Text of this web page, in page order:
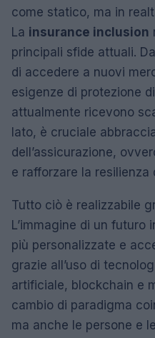
come statico, ma in
La insurance inclusion
principali sfide attuali.
di accedere a nuovi
esigenze di protezione
attualmente ricevono
lato, è cruciale
dell’assicurazione,
e rafforzare la resilienza
Tutto ciò è realizzabile
L’immagine di un futuro
più personalizzate e
grazie all’uso di
artificiale, blockchain e
cambio di paradigma
ma anche le persone e